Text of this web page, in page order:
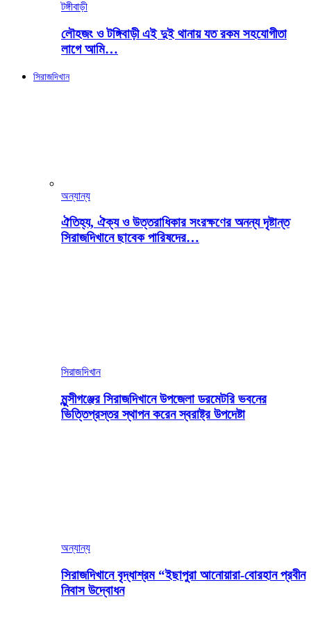
টঙ্গীবাড়ী
লৌহজং ও টঙ্গিবাড়ী এই দুই থানায় যত রকম সহযোগীতা
লাগে আমি…
সিরাজদিখান
অন্যান্য
ঐতিহ্য, ঐক্য ও উত্তরাধিকার সংরক্ষণের অনন্য দৃষ্টান্ত
সিরাজদিখানে ছাবেক পারিষদের…
সিরাজদিখান
মুন্সীগঞ্জের সিরাজদিখানে উপজেলা ডরমেটরি ভবনের
ভিত্তিপ্রস্তর স্থাপন করেন স্বরাষ্ট্র উপদেষ্টা
অন্যান্য
সিরাজদিখানে বৃদ্ধাশ্রম “ইছাপুরা আনোয়ারা-বোরহান প্রবীন
নিবাস উদ্বোধন